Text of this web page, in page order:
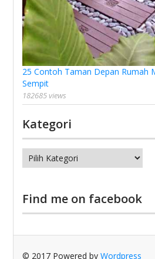
25 Contoh Taman Depan Rumah
Sempit
182685 views
Kategori
Kategori
Find me on facebook
© 2017 Powered byWordpress